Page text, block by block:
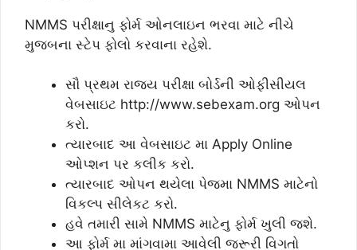
NMMS પરીક્ષાનુ ફોર્મ ઓનલાઇન ભરવા માટે નીચે
મુજબના સ્ટેપ ફોલો કરવાના રહેશે.
સૌ પ્રથમ રાજય પરીક્ષા બોર્ડની ઓફીસીયલ
વેબસાઇટ http://www.sebexam.org ઓપન
કરો.
ત્યારબાદ આ વેબસાઇટ મા Apply Online
ઓપ્શન પર કલીક કરો.
ત્યારબાદ ઓપન થયેલા પેજમા NMMS માટેનો
વિકલ્પ સીલેકટ કરો.
હવે તમારી સામે NMMS માટેનુ ફોર્મ ખુલી જશે.
આ ફોર્મ મા માંગવામા આવેલી જરૂરી વિગતો